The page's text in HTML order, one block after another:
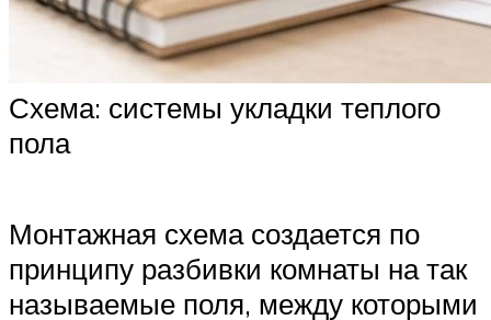
Схема: системы укладки теплого
пола
Монтажная схема создается по
принципу разбивки комнаты на так
называемые поля, между которыми